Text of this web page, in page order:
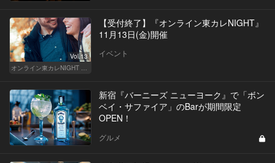
Vol.13
【受付終了】『オンライン東カレNIGHT』
11月13日(金)開催
イベント
新宿『バーニーズ ニューヨーク』で「ボン
ベイ・サファイア」のBarが期間限定
OPEN！
グルメ